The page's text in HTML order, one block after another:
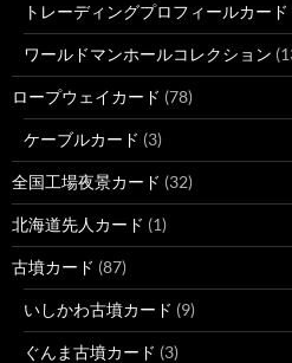
トレーディングプロフィールカード
ワールドマンホールコレクション
ロープウェイカード (78)
ケーブルカード (3)
全国工場夜景カード (32)
北海道先人カード (1)
古墳カード (87)
いしかわ古墳カード (9)
ぐんま古墳カード (3)